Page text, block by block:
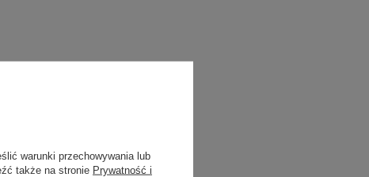
warunki przechowywania lub
także na stronie Prywatność i